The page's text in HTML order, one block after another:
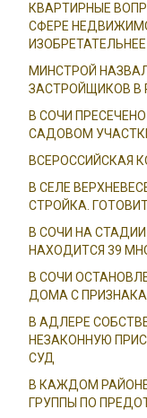
КВАРТИРНЫЕ
СФЕРЕ
ИЗОБРЕТАТЕЛЬНЕЕ
МИНСТРОЙ
ЗАСТРОЙЩИКОВ В
В СОЧИ
САДОВОМ
ВСЕРОССИЙСКАЯ
В СЕЛЕ
СТРОЙКА.
В СОЧИ НА
НАХОДИТСЯ 39
В СОЧИ
ДОМА С
В АДЛЕРЕ
НЕЗАКОННУЮ
СУД
В КАЖДОМ
ГРУППЫ ПО